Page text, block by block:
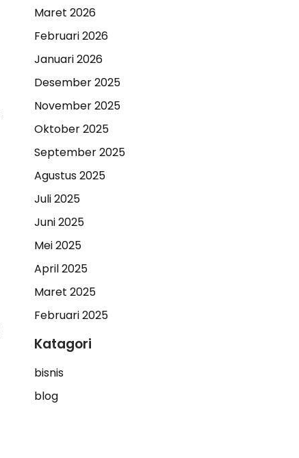
Maret 2026
Februari 2026
Januari 2026
Desember 2025
November 2025
Oktober 2025
September 2025
Agustus 2025
Juli 2025
Juni 2025
Mei 2025
April 2025
Maret 2025
Februari 2025
Katagori
bisnis
blog